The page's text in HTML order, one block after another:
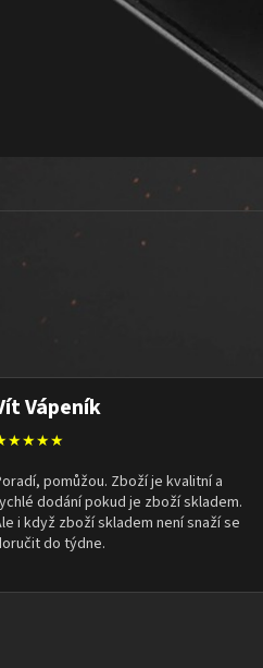
Vápeník
pomůžou. Zboží je kvalitní a
dodání pokud je zboží skladem.
i když zboží skladem není snaží se
do týdne.